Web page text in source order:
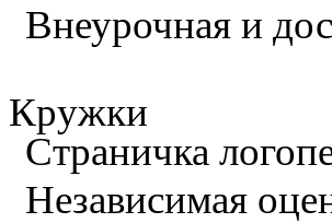
Внеурочная и
Кружки
Страничка
Независимая